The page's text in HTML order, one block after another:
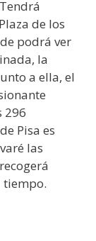
de los
podrá ver
la
a ella, el
296
Pisa es
las
tiempo.